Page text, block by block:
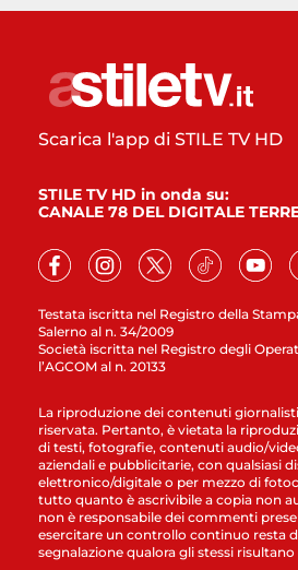
Testata iscritta nel Registro della
Salerno al n. 34/2009
Società iscritta nel Registro degli
l’AGCOM al n. 20133
Scarica l'app di STILE TV HD
STILE TV HD in onda su:
CANALE 78 DEL DIGITALE
La riproduzione dei contenuti
riservata. Pertanto, è vietata la
di testi, fotografie, contenuti audio/
aziendali e pubblicitarie, con qualsiasi
elettronico/digitale o per mezzo di
tutto quanto è ascrivibile a copia non
non è responsabile dei commenti
esercitare un controllo continuo resta
segnalazione qualora gli stessi